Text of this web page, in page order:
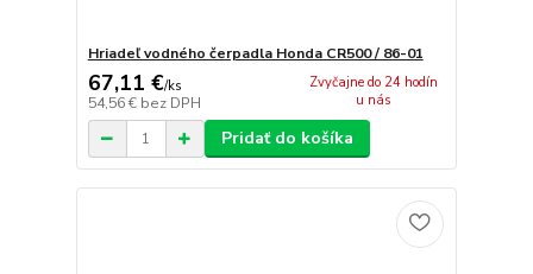
Hriadeľ vodného čerpadla Honda CR500 / 86-01
67,11 €/ks
54,56 € bez DPH
Zvyčajne do 24 hodín
u nás
Pridať do košíka